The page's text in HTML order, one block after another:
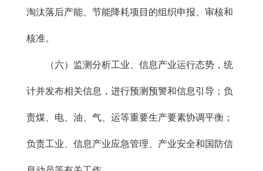
淘汰落后产能、节能降耗项目的组织申报、审核和
核准。
（六）监测分析工业、信息产业运行态势，统
计并发布相关信息，进行预测预警和信息引导；负
责煤、电、油、气、运等重要生产要素协调平衡；
负责工业、信息产业应急管理、产业安全和国防信